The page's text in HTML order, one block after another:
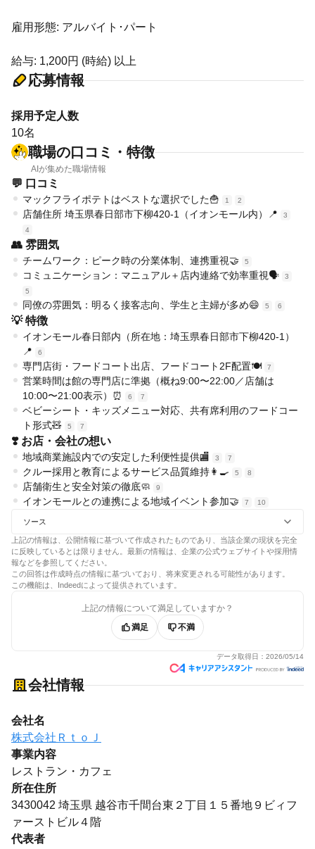
雇用形態: アルバイト･パート
給与: 1,200円 (時給) 以上
応募情報
採用予定人数
10名
職場の口コミ・特徴
AIが集めた職場情報
💬 口コミ
マックフライポテトはベストな選択でした🍟 1 2
店舗住所 埼玉県春日部市下柳420-1（イオンモール内）📍
3
4
👥 雰囲気
チームワーク：ピーク時の分業体制、連携重視🤝 5
コミュニケーション：マニュアル＋店内連絡で効率重視🗣️
3
5
同僚の雰囲気：明るく接客志向、学生と主婦が多め😄 5 6
💡 特徴
イオンモール春日部内（所在地：埼玉県春日部市下柳420-1）
📍
6
専門店街・フードコート出店、フードコート2F配置🍽️ 7
営業時間は館の専門店に準拠（概ね9:00〜22:00／店舗は
10:00〜21:00表示）⏰
6 7
ベビーシート・キッズメニュー対応、共有席利用のフードコー
ト形式🧸
5 7
❣️ お店・会社の想い
地域商業施設内での安定した利便性提供🏬 3 7
クルー採用と教育によるサービス品質維持👩‍🍳 5 8
店舗衛生と安全対策の徹底🧼 9
イオンモールとの連携による地域イベント参加🤝 7 10
ソース
上記の情報は、公開情報に基づいて作成されたものであり、当該企業の現状を完全
に反映しているとは限りません。最新の情報は、企業の公式ウェブサイトや採用情
報などを参照してください。
この回答は作成時点の情報に基づいており、将来変更される可能性があります。
この機能は、Indeedによって提供されています。
上記の情報について満足していますか？
満足
不満
データ取得日： 2026/05/14
会社情報
会社名
株式会社ＲｔｏＪ
事業内容
レストラン・カフェ
所在住所
3430042 埼玉県 越谷市千間台東２丁目１５番地９ビィフ
ァーストビル４階
代表者